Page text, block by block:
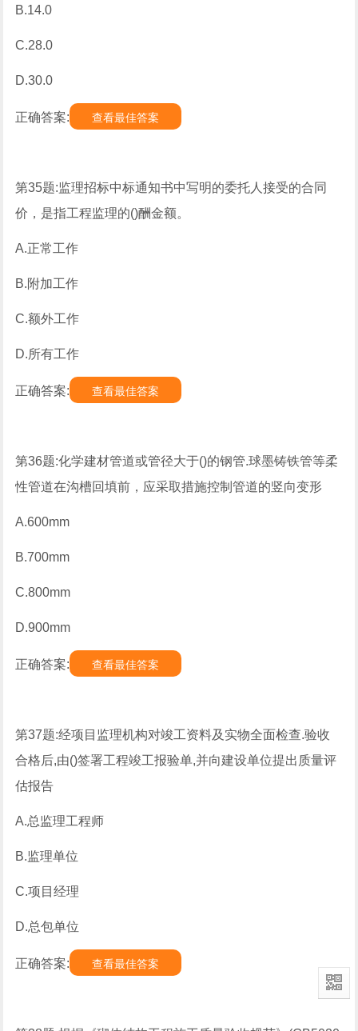
B.14.0
C.28.0
D.30.0
正确答案: 查看最佳答案
第35题:监理招标中标通知书中写明的委托人接受的合同
价，是指工程监理的()酬金额。
A.正常工作
B.附加工作
C.额外工作
D.所有工作
正确答案: 查看最佳答案
第36题:化学建材管道或管径大于()的钢管.球墨铸铁管等柔
性管道在沟槽回填前，应采取措施控制管道的竖向变形
A.600mm
B.700mm
C.800mm
D.900mm
正确答案: 查看最佳答案
第37题:经项目监理机构对竣工资料及实物全面检查.验收
合格后,由()签署工程竣工报验单,并向建设单位提出质量评
估报告
A.总监理工程师
B.监理单位
C.项目经理
D.总包单位
正确答案: 查看最佳答案